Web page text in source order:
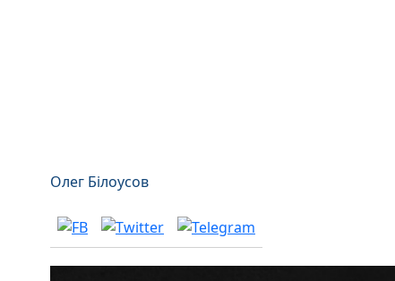
Олег Білоусов